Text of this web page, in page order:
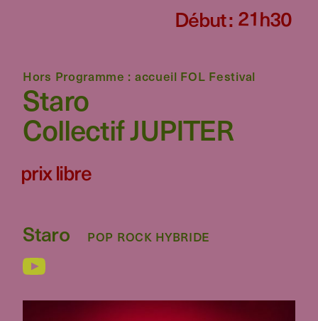
Début : 21h30
Hors Programme : accueil FOL Festival
Staro
Collectif JUPITER
prix libre
Staro POP ROCK HYBRIDE